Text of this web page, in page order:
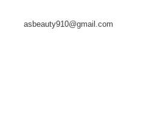
asbeauty910@gmail.com